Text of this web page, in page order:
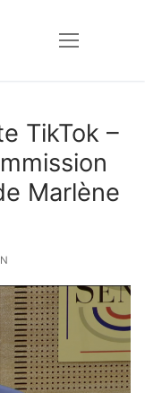
TikTok –
Marlène